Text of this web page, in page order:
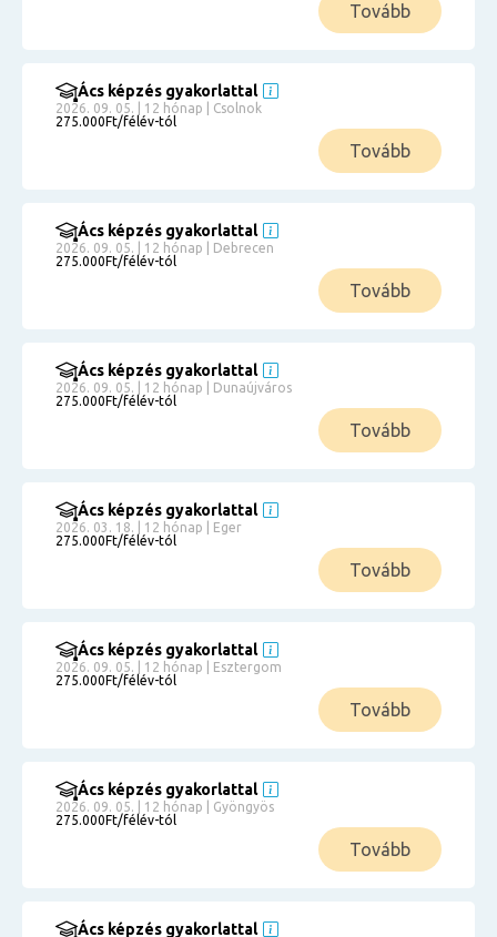
Tovább
Ács képzés gyakorlattal
2026. 09. 05. | 12 hónap | Csolnok
275.000Ft/félév-tól
Tovább
Ács képzés gyakorlattal
2026. 09. 05. | 12 hónap | Debrecen
275.000Ft/félév-tól
Tovább
Ács képzés gyakorlattal
2026. 09. 05. | 12 hónap | Dunaújváros
275.000Ft/félév-tól
Tovább
Ács képzés gyakorlattal
2026. 03. 18. | 12 hónap | Eger
275.000Ft/félév-tól
Tovább
Ács képzés gyakorlattal
2026. 09. 05. | 12 hónap | Esztergom
275.000Ft/félév-tól
Tovább
Ács képzés gyakorlattal
2026. 09. 05. | 12 hónap | Gyöngyös
275.000Ft/félév-tól
Tovább
Ács képzés gyakorlattal